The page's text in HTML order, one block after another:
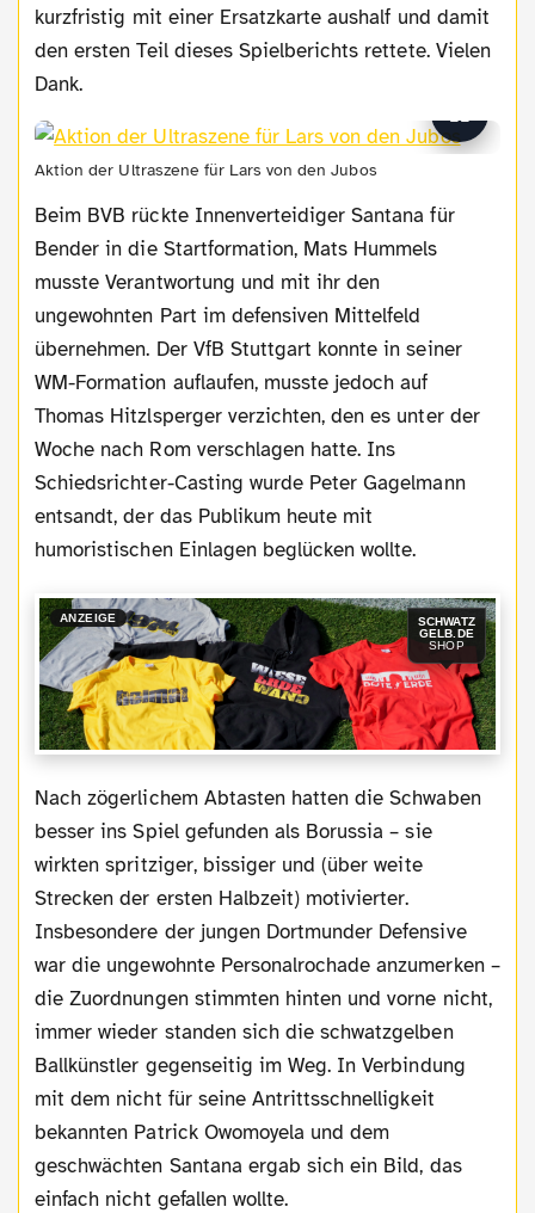
kurzfristig mit einer Ersatzkarte aushalf und damit
den ersten Teil dieses Spielberichts rettete. Vielen
Dank.
Aktion der Ultraszene für Lars von den Jubos
Beim BVB rückte Innenverteidiger Santana für
Bender in die Startformation, Mats Hummels
musste Verantwortung und mit ihr den
ungewohnten Part im defensiven Mittelfeld
übernehmen. Der VfB Stuttgart konnte in seiner
WM-Formation auflaufen, musste jedoch auf
Thomas Hitzlsperger verzichten, den es unter der
Woche nach Rom verschlagen hatte. Ins
Schiedsrichter-Casting wurde Peter Gagelmann
entsandt, der das Publikum heute mit
humoristischen Einlagen beglücken wollte.
ANZEIGE
SCHWATZ
GELB.DE
SHOP
Nach zögerlichem Abtasten hatten die Schwaben
besser ins Spiel gefunden als Borussia – sie
wirkten spritziger, bissiger und (über weite
Strecken der ersten Halbzeit) motivierter.
Insbesondere der jungen Dortmunder Defensive
war die ungewohnte Personalrochade anzumerken –
die Zuordnungen stimmten hinten und vorne nicht,
immer wieder standen sich die schwatzgelben
Ballkünstler gegenseitig im Weg. In Verbindung
mit dem nicht für seine Antrittsschnelligkeit
bekannten Patrick Owomoyela und dem
geschwächten Santana ergab sich ein Bild, das
einfach nicht gefallen wollte.